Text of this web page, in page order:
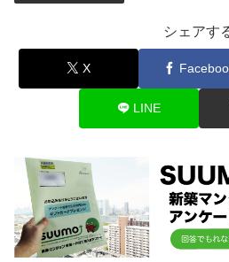
シェアす
X
LINE